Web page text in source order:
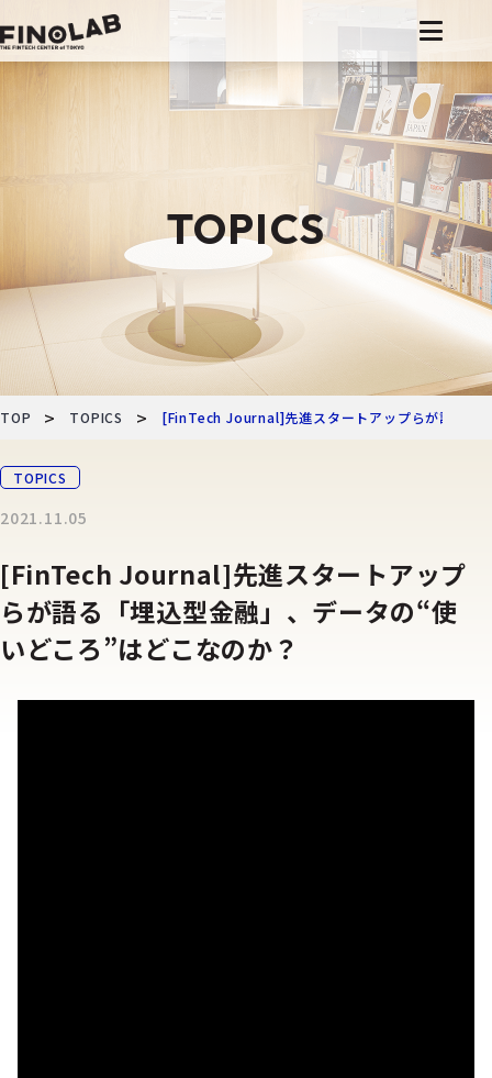
ン
TOPICS
TOP > TOPICS > [FinTech Journal]先進スタートアップらが語る「
TOPICS
2021.11.05
[FinTech Journal]先進スタートアップ
らが語る「埋込型金融」、データの“使
いどころ”はどこなのか？